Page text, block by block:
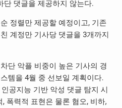
단 댓글을 제공하지 않는다.
정렬만 제공할 예정이고, 기존
계정만 기사당 댓글을 3개까지
단 악플 비중이 높은 기사의 경
템을 4월 중 선보일 계획이다.
공지능 기반 악성 댓글 탐지 시
, 폭력적 표현은 물론 혐오, 비하,